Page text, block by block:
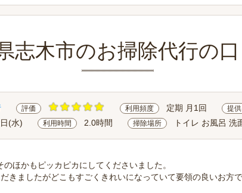
志木市のお掃除代行の口
評価 利用頻度 定期 月1回 提
(水) 利用時間 2.0時間 掃除場所 トイレ お風呂 洗
ほかもピッカピカにしてくださいました。
きましたがどこもすごくきれいになっていて要領の良いお方で